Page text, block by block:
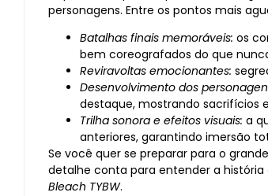
personagens. Entre os pontos mais
Batalhas finais memoráveis: os
bem coreografados do que
Reviravoltas emocionantes:
Desenvolvimento dos
destaque, mostrando sacrifícios
Trilha sonora e efeitos visuais: a
anteriores, garantindo imersão
Se você quer se preparar para o
detalhe conta para entender a
Bleach TYBW.